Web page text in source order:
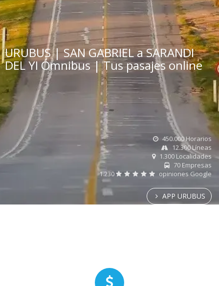
URUBUS | SAN GABRIEL a SARANDI
DEL YI Ómnibus | Tus pasajes online
450.000 Horarios
12.300 Líneas
1.300 Localidades
70 Empresas
1.230
opiniones Google
APP URUBUS